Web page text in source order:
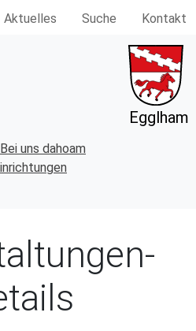
Aktuelles Suche Kontakt
Egglham
Bei uns dahoam